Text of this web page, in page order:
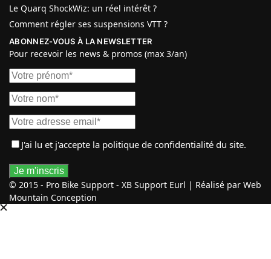
Le Quarq ShockWiz: un réel intérêt ?
Comment régler ses suspensions VTT ?
ABONNEZ-VOUS À LA NEWSLETTER
Pour recevoir les news & promos (max 3/an)
J'ai lu et j'accepte la politique de confidentialité du site.
© 2015 - Pro Bike Support - XB Support Eurl | Réalisé par Web
Mountain Conception